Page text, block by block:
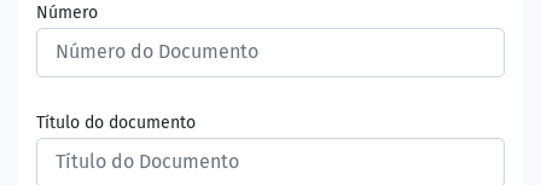
Número
Título do documento